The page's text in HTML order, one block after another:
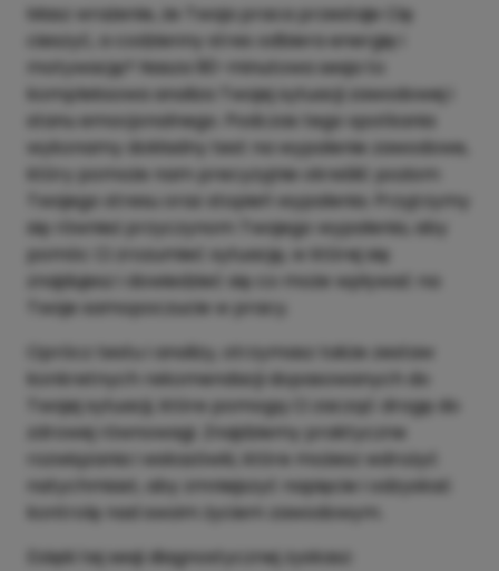
Masz wrażenie, że Twoja praca przestaje Cię
cieszyć, a codzienny stres odbiera energię i
motywację? Nasza 90-minutowa sesja to
kompleksowa analiza Twojej sytuacji zawodowej i
stanu emocjonalnego. Podczas tego spotkania
wykonamy dokładny test na wypalenie zawodowe,
który pomoże nam precyzyjnie określić poziom
Twojego stresu oraz stopień wypalenia. Przyjrzymy
się również przyczynom Twojego wypalenia, aby
pomóc Ci zrozumieć sytuację, w której się
znajdujesz i dowiedzieć się co może wpływać na
Twoje samopoczucie w pracy.
Oprócz testu i analizy, otrzymasz także zestaw
konkretnych rekomendacji dopasowanych do
Twojej sytuacji, które pomogą Ci zacząć drogę do
zdrowej równowagi. Znajdziemy praktyczne
rozwiązania i wskazówki, które możesz wdrożyć
natychmiast, aby zmniejszyć napięcie i odzyskać
kontrolę nad swoim życiem zawodowym.
Dzięki tej sesji diagnostycznej zyskasz: